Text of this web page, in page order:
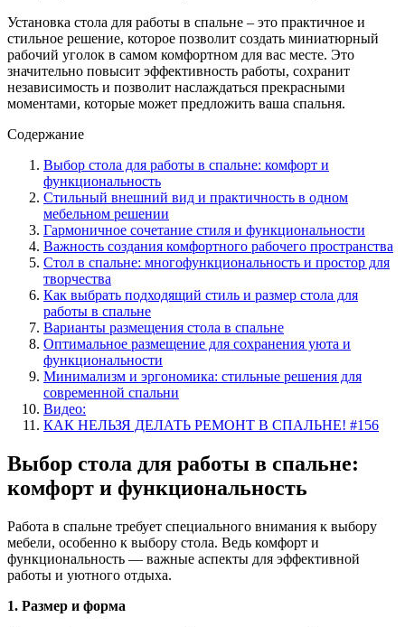
Установка стола для работы в спальне – это практичное и
стильное решение, которое позволит создать миниатюрный
рабочий уголок в самом комфортном для вас месте. Это
значительно повысит эффективность работы, сохранит
независимость и позволит наслаждаться прекрасными
моментами, которые может предложить ваша спальня.
Содержание
Выбор стола для работы в спальне: комфорт и
функциональность
Стильный внешний вид и практичность в одном
мебельном решении
Гармоничное сочетание стиля и функциональности
Важность создания комфортного рабочего пространства
Стол в спальне: многофункциональность и простор для
творчества
Как выбрать подходящий стиль и размер стола для
работы в спальне
Варианты размещения стола в спальне
Оптимальное размещение для сохранения уюта и
функциональности
Минимализм и эргономика: стильные решения для
современной спальни
Видео:
КАК НЕЛЬЗЯ ДЕЛАТЬ РЕМОНТ В СПАЛЬНЕ! #156
Выбор стола для работы в спальне:
комфорт и функциональность
Работа в спальне требует специального внимания к выбору
мебели, особенно к выбору стола. Ведь комфорт и
функциональность — важные аспекты для эффективной
работы и уютного отдыха.
1. Размер и форма